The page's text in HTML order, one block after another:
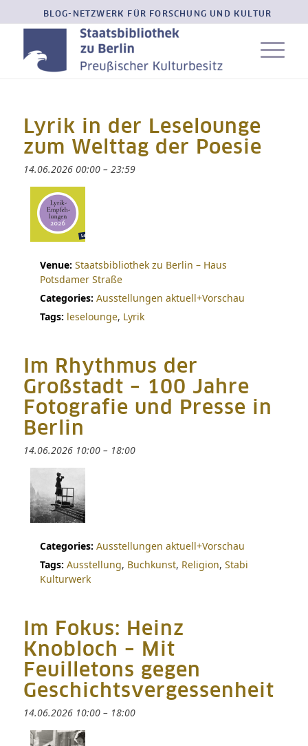
BLOG-NETZWERK FÜR FORSCHUNG UND KULTUR
Lyrik in der Leselounge
zum Welttag der Poesie
14.06.2026 00:00– 23:59
Venue: Staatsbibliothek zu Berlin – Haus
Potsdamer Straße
Categories: Ausstellungen aktuell+Vorschau
Tags: leselounge, Lyrik
Im Rhythmus der
Großstadt – 100 Jahre
Fotografie und Presse in
Berlin
14.06.2026 10:00– 18:00
Categories: Ausstellungen aktuell+Vorschau
Tags: Ausstellung, Buchkunst, Religion, Stabi
Kulturwerk
Im Fokus: Heinz
Knobloch – Mit
Feuilletons gegen
Geschichtsvergessenheit
14.06.2026 10:00– 18:00